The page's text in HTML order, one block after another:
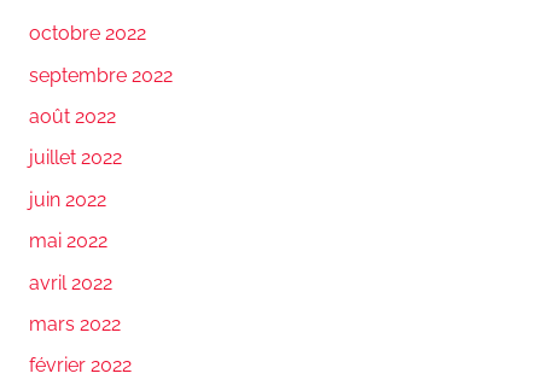
octobre 2022
septembre 2022
août 2022
juillet 2022
juin 2022
mai 2022
avril 2022
mars 2022
février 2022